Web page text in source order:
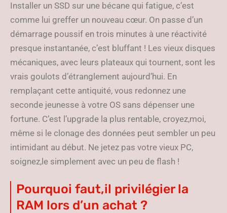
Installer un SSD sur une bécane qui fatigue, c’est
comme lui greffer un nouveau cœur. On passe d’un
démarrage poussif en trois minutes à une réactivité
presque instantanée, c’est bluffant ! Les vieux disques
mécaniques, avec leurs plateaux qui tournent, sont les
vrais goulots d’étranglement aujourd’hui. En
remplaçant cette antiquité, vous redonnez une
seconde jeunesse à votre OS sans dépenser une
fortune. C’est l’upgrade la plus rentable, croyez,moi,
même si le clonage des données peut sembler un peu
intimidant au début. Ne jetez pas votre vieux PC,
soignez,le simplement avec un peu de flash !
Pourquoi faut,il privilégier la
RAM lors d’un achat ?